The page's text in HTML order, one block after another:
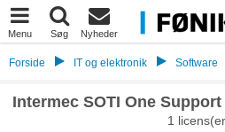
Menu Søg Nyheder
Forside IT og elektronik Software
Intermec SOTI One Support
1